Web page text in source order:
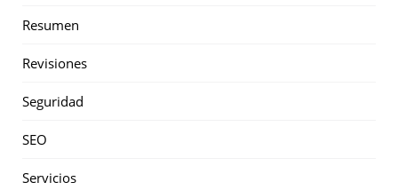
Resumen
Revisiones
Seguridad
SEO
Servicios